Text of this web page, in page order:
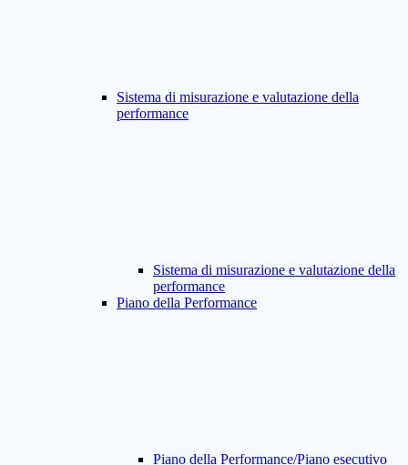
Sistema di misurazione e valutazione della
performance
Sistema di misurazione e valutazione della
performance
Piano della Performance
Piano della Performance/Piano esecutivo